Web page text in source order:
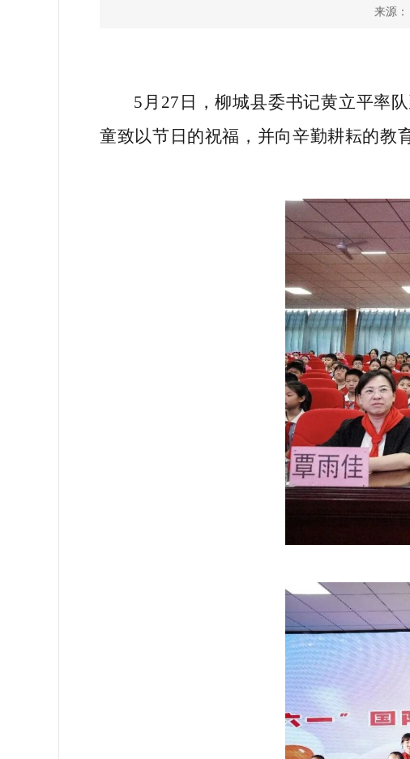
来源
5月27日，柳城县委书记黄立平率
童致以节日的祝福，并向辛勤耕耘的教